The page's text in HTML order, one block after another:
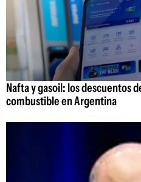
Nafta y gasoil: los descuentos
combustible en Argentina